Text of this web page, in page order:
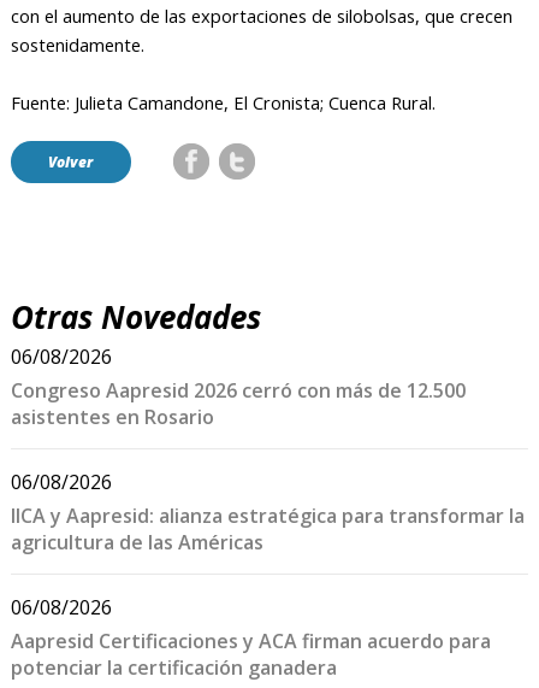
con el aumento de las exportaciones de silobolsas, que crecen
sostenidamente.
Fuente: Julieta Camandone, El Cronista; Cuenca Rural.
Volver
Otras Novedades
06/08/2026
Congreso Aapresid 2026 cerró con más de 12.500
asistentes en Rosario
06/08/2026
IICA y Aapresid: alianza estratégica para transformar la
agricultura de las Américas
06/08/2026
Aapresid Certificaciones y ACA firman acuerdo para
potenciar la certificación ganadera